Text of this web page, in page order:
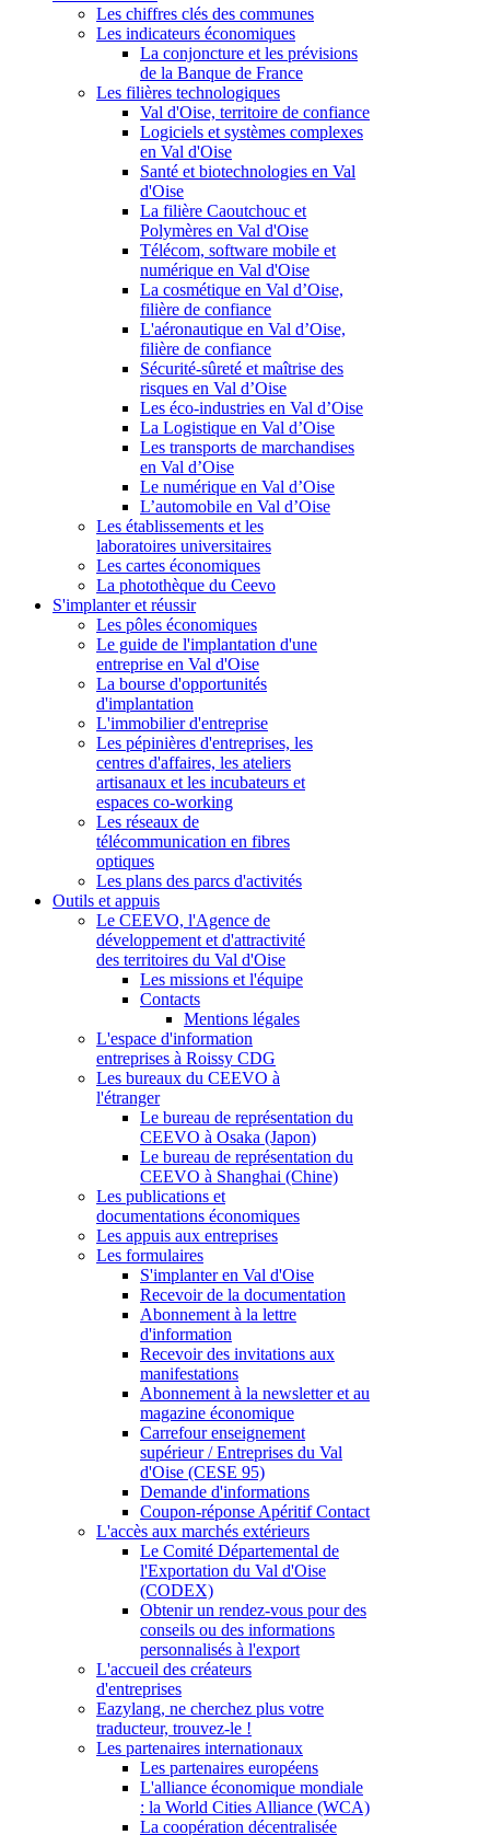
Les chiffres clés des communes
Les indicateurs économiques
La conjoncture et les prévisions
de la Banque de France
Les filières technologiques
Val d'Oise, territoire de confiance
Logiciels et systèmes complexes
en Val d'Oise
Santé et biotechnologies en Val
d'Oise
La filière Caoutchouc et
Polymères en Val d'Oise
Télécom, software mobile et
numérique en Val d'Oise
La cosmétique en Val d’Oise,
filière de confiance
L'aéronautique en Val d’Oise,
filière de confiance
Sécurité-sûreté et maîtrise des
risques en Val d’Oise
Les éco-industries en Val d’Oise
La Logistique en Val d’Oise
Les transports de marchandises
en Val d’Oise
Le numérique en Val d’Oise
L’automobile en Val d’Oise
Les établissements et les
laboratoires universitaires
Les cartes économiques
La photothèque du Ceevo
S'implanter et réussir
Les pôles économiques
Le guide de l'implantation d'une
entreprise en Val d'Oise
La bourse d'opportunités
d'implantation
L'immobilier d'entreprise
Les pépinières d'entreprises, les
centres d'affaires, les ateliers
artisanaux et les incubateurs et
espaces co-working
Les réseaux de
télécommunication en fibres
optiques
Les plans des parcs d'activités
Outils et appuis
Le CEEVO, l'Agence de
développement et d'attractivité
des territoires du Val d'Oise
Les missions et l'équipe
Contacts
Mentions légales
L'espace d'information
entreprises à Roissy CDG
Les bureaux du CEEVO à
l'étranger
Le bureau de représentation du
CEEVO à Osaka (Japon)
Le bureau de représentation du
CEEVO à Shanghai (Chine)
Les publications et
documentations économiques
Les appuis aux entreprises
Les formulaires
S'implanter en Val d'Oise
Recevoir de la documentation
Abonnement à la lettre
d'information
Recevoir des invitations aux
manifestations
Abonnement à la newsletter et au
magazine économique
Carrefour enseignement
supérieur / Entreprises du Val
d'Oise (CESE 95)
Demande d'informations
Coupon-réponse Apéritif Contact
L'accès aux marchés extérieurs
Le Comité Départemental de
l'Exportation du Val d'Oise
(CODEX)
Obtenir un rendez-vous pour des
conseils ou des informations
personnalisés à l'export
L'accueil des créateurs
d'entreprises
Eazylang, ne cherchez plus votre
traducteur, trouvez-le !
Les partenaires internationaux
Les partenaires européens
L'alliance économique mondiale
: la World Cities Alliance (WCA)
La coopération décentralisée